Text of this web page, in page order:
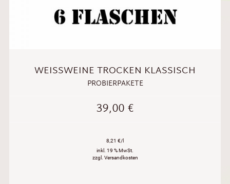
WEISSWEINE TROCKEN KLASSISCH
PROBIERPAKETE
39,00€
8,21 €/l
inkl. 19 % MwSt.
zzgl. Versandkosten